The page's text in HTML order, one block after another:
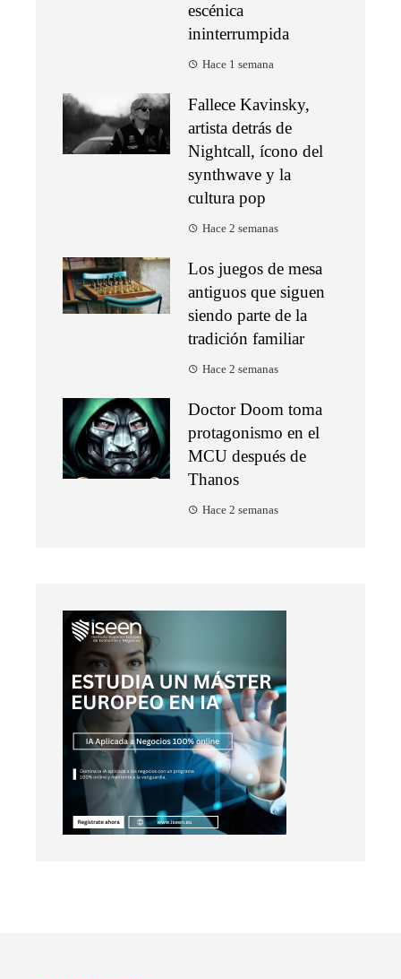
escénica
ininterrumpida
Hace 1 semana
Fallece Kavinsky,
artista detrás de
Nightcall, ícono del
synthwave y la
cultura pop
Hace 2 semanas
Los juegos de mesa
antiguos que siguen
siendo parte de la
tradición familiar
Hace 2 semanas
Doctor Doom toma
protagonismo en el
MCU después de
Thanos
Hace 2 semanas